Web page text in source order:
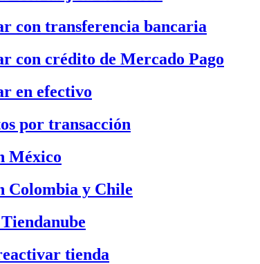
con transferencia bancaria
con crédito de Mercado Pago
en efectivo
por transacción
México
Colombia y Chile
tienda